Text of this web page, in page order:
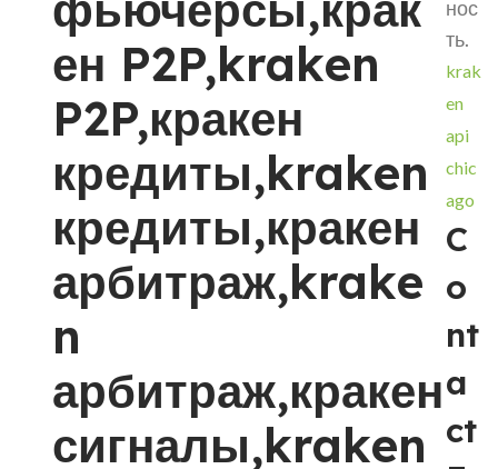
ен P2P,kraken
P2P,кракен
кредиты,kraken
кредиты,кракен
арбитраж,krake
n
арбитраж,кракен
сигналы,kraken
нос
ть.
krak
en
api
chic
ago
C
o
nt
a
ct